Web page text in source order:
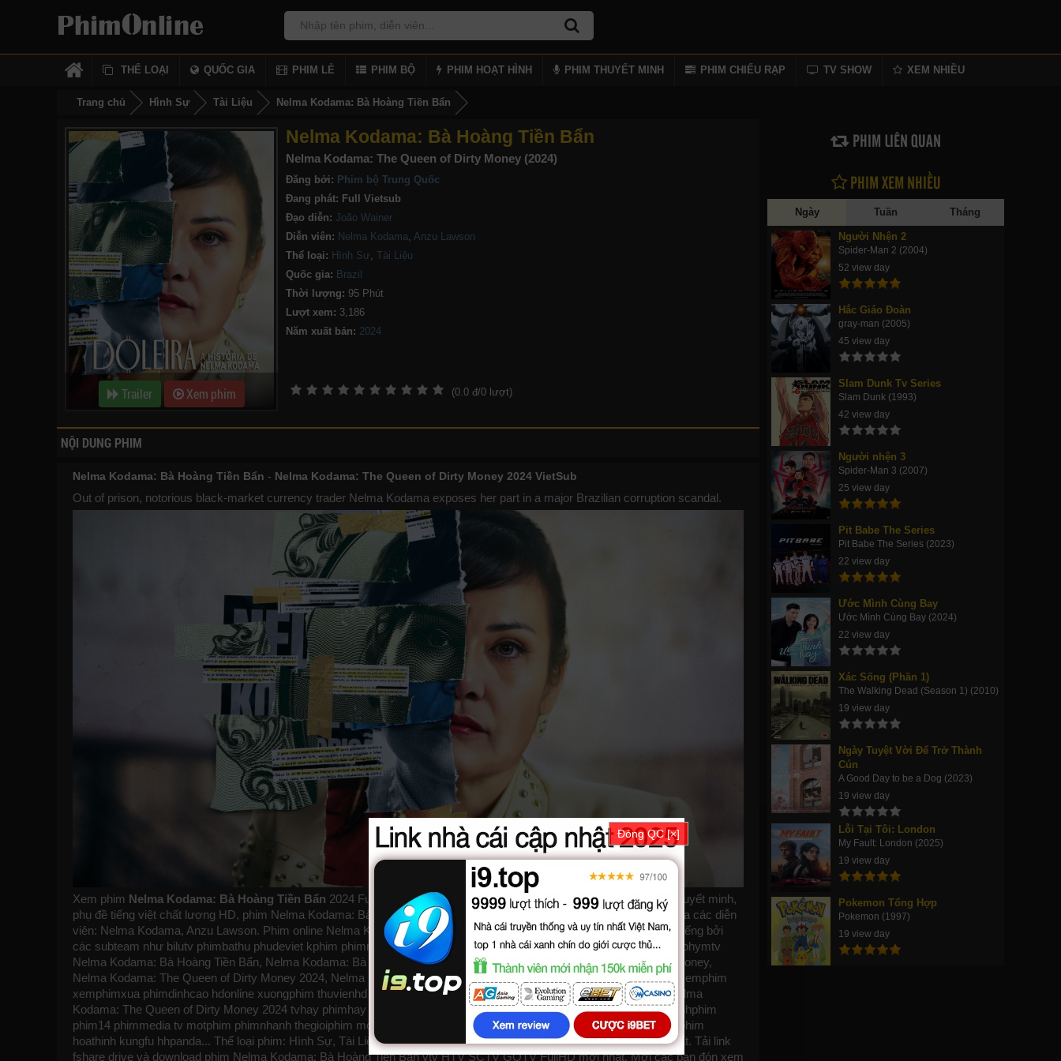
THỂ LOẠI QUỐC GIA PHIM LẺ PHIM BỘ PHIM HOẠT HÌNH PHIM THUYẾT MINH PHIM CHIẾU RẠP TV SHOW XEM NHIỀU
Trang chủ Hình Sự Tài Liệu Nelma Kodama: Bà Hoàng Tiền Bẩn
Trailer Xem phim
Nelma Kodama: Bà Hoàng Tiền Bẩn
Nelma Kodama: The Queen of Dirty Money (2024)
Đăng bởi: Phim bộ Trung Quốc
Đang phát: Full Vietsub
Đạo diễn: João Wainer
Diễn viên: Nelma Kodama, Anzu Lawson
Thể loại: Hình Sự, Tài Liệu
Quốc gia: Brazil
Thời lượng: 95 Phút
Lượt xem: 3,186
Năm xuất bản:
(0.0 đ/0 lượt)
NỘI DUNG PHIM
Nelma Kodama: Bà Hoàng Tiền Bẩn - Nelma Kodama: The Queen of Dirty Money 2024 VietSub
Out of prison, notorious black-market currency trader Nelma Kodama exposes her part in a major Brazilian corruption scandal.
Xem phim Nelma Kodama: Bà Hoàng Tiền Bẩn 2024 Full Vietsub, phim Nelma Kodama: Ba Hoang Tien Ban được thuyết minh,
phụ đề tiếng việt chất lượng HD, phim Nelma Kodama: Bà Hoàng Tiền Bẩn vietsub bản đẹp, trọn bộ với sự tham gia của các diễn
viên: Nelma Kodama, Anzu Lawson. Phim online Nelma Kodama: Bà Hoàng Tiền Bẩn được vietsub thuyết minh Lồng tiếng bởi
các subteam như bilutv phimbathu phudeviet kphim phimmoi biphim dongphim subnhanh nguonphim xemphimvndongphymtv
Nelma Kodama: Bà Hoàng Tiền Bẩn, Nelma Kodama: Bà Hoàng Tiền Bẩn 2024, Nelma Kodama: The Queen of Dirty Money,
Nelma Kodama: The Queen of Dirty Money 2024, Nelma Kodama: The Queen of Dirty Money VietSub
phimvang
thichxemphim
xemphimxua phimdinhcao hdonline xuongphim thuvienhd movie zingtv fptplay Netflixvkool KST kitesvnphim88zz Nelma
Kodama: The Queen of Dirty Money 2024 tvhay phimhay phimonline animehay phimbocliphubbichill kenhphim
phim14 phimmedia tv motphim phimnhanh thegioiphim motchill phimnet luotphim vuighe hopphim webphim
fullphim
hoathinh kungfu hhpanda... Thể loại phim: Hình Sự, Tài Liệu cập nhật phụ đề Vietsub nhanh nhất, xem online nhanh nhất. Tải link
fshare drive và download phim Nelma Kodama: Bà Hoàng Tiền Bẩn vtv HTV SCTV GOTV FullHD mới nhất. Mời các bạn đón xem
PHIM LIÊN QUAN
PHIM XEM NHIỀU
Ngày Tuần Tháng
Người Nhện 2
Spider-Man 2 (2004)
52 view day
Hắc Giáo Đoàn
gray-man (2005)
45 view day
Slam Dunk Tv Series
Slam Dunk (1993)
42 view day
Người nhện 3
Spider-Man 3 (2007)
25 view day
Pit Babe The Series
Pit Babe The Series (2023)
22 view day
Ước Mình Cùng Bay
Ước Mình Cùng Bay (2024)
22 view day
Xác Sống (Phần 1)
The Walking Dead (Season 1) (2010)
19 view day
Ngày Tuyệt Vời Để Trở Thành
Cún
A Good Day to be a Dog (2023)
19 view day
Lỗi Tại Tôi: London
My Fault: London (2025)
19 view day
Pokemon Tổng Hợp
Pokemon (1997)
19 view day
Đóng QC [×]